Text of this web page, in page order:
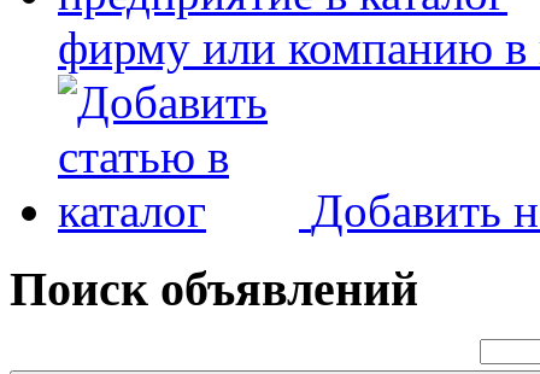
фирму или компанию в
Добавить
Поиск объявлений